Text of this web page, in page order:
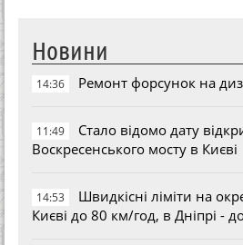
Новини
14:36 Ремонт форсунок на
11:49
Стало відомо дату
Воскресенського мосту в Києві
14:53
Швидкісні ліміти на
Києві до 80 км/год, в Дніпрі -